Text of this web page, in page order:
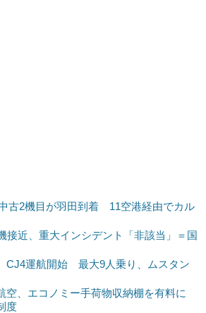
古2機目が羽田到着 11空港経由でカル
接近、重大インシデント「非該当」＝国
CJ4運航開始 最大9人乗り、ムスタン
空、エコノミー手荷物収納棚を有料に
度